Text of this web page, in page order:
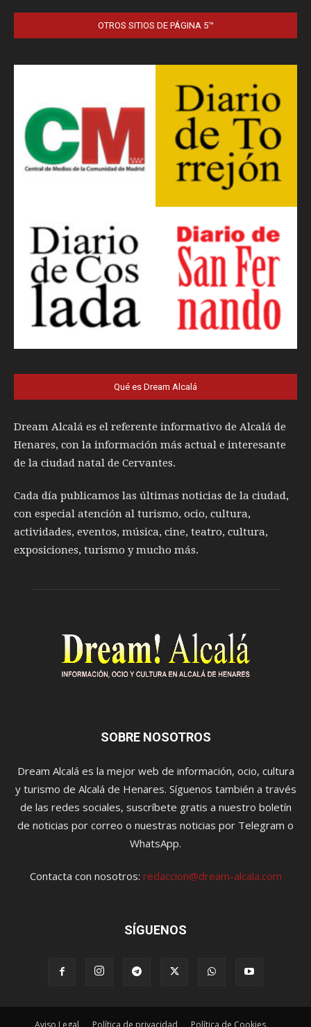
OTROS SITIOS DE PÁGINA 5™
Qué es Dream Alcalá
Dream Alcalá es el referente informativo de Alcalá de
Henares, con la información más actual e interesante
de la ciudad natal de Cervantes.
Cada día publicamos las últimas noticias de la ciudad,
con especial atención al turismo, ocio, cultura,
actividades, eventos, música, cine, teatro, cultura,
exposiciones, turismo y mucho más.
SOBRE NOSOTROS
Dream Alcalá es la mejor web de información, ocio, cultura
y turismo de Alcalá de Henares. Síguenos también a través
de las redes sociales, suscríbete gratis a nuestro boletín
de noticias por correo o nuestras noticias por Telegram o
WhatsApp.
Contacta con nosotros: redaccion@dream-alcala.com
SÍGUENOS
Aviso Legal Política de privacidad Política de Cookies